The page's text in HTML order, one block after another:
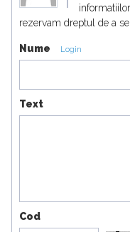
rezervam dreptul de a
Nume Login
Text
Cod